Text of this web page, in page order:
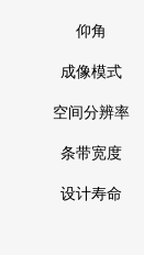
仰角
成像模式
空间分辨率
条带宽度
设计寿命